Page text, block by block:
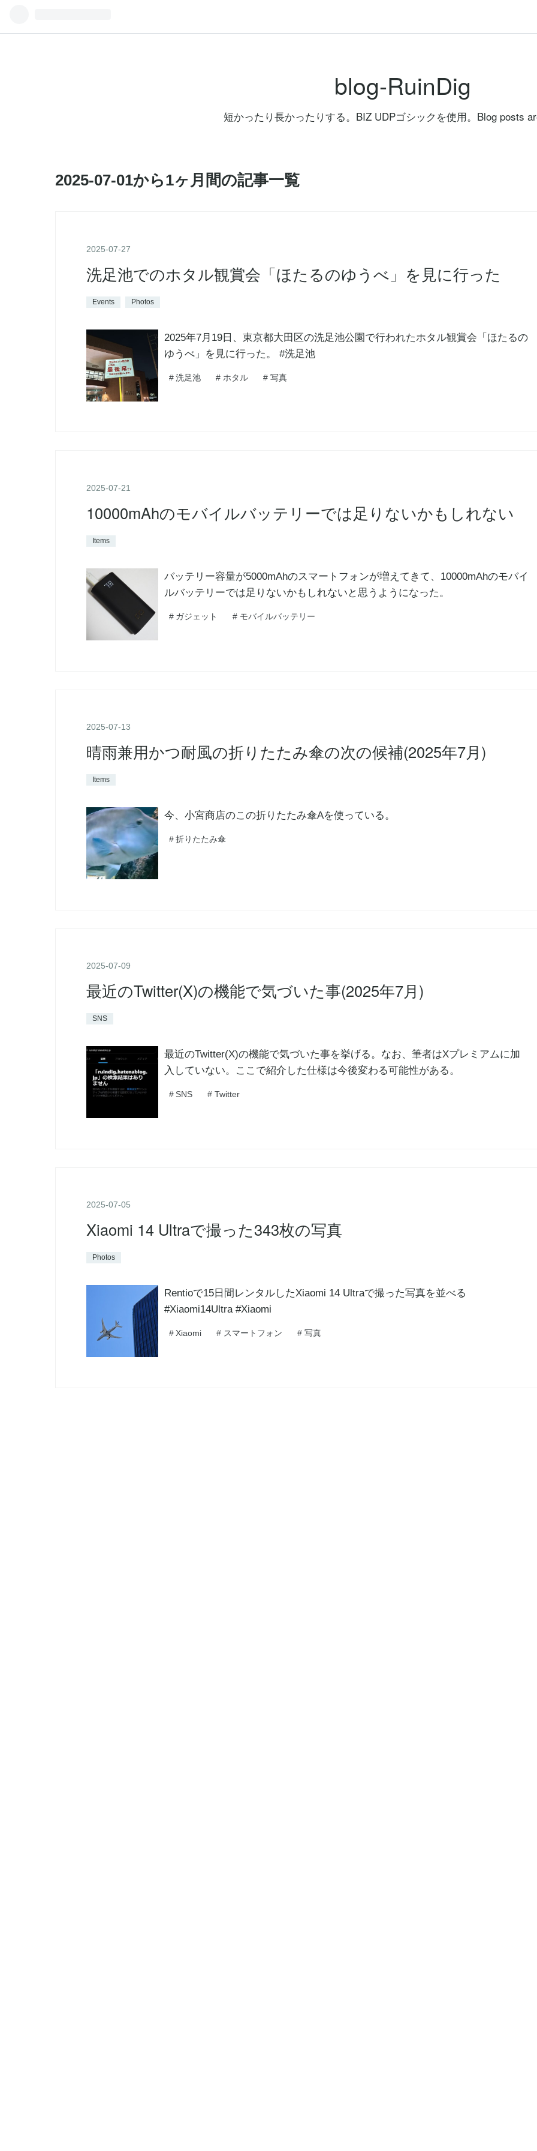
blog-RuinDig
短かったり長かったりする。BIZ UDPゴシックを使用。Blog posts
2025-07-01から1ヶ月間の記事一覧
2025-07-27
洗足池でのホタル観賞会「ほたるのゆうべ」を見に行った
Events Photos
2025年7月19日、東京都大田区の洗足池公園で行われたホタル観賞会「ほたるの
ゆうべ」を見に行った。 #洗足池
# 洗足池 # ホタル # 写真
2025-07-21
10000mAhのモバイルバッテリーでは足りないかもしれない
Items
バッテリー容量が5000mAhのスマートフォンが増えてきて、10000mAhのモバイ
ルバッテリーでは足りないかもしれないと思うようになった。
# ガジェット # モバイルバッテリー
2025-07-13
晴雨兼用かつ耐風の折りたたみ傘の次の候補(2025年7月)
Items
今、小宮商店のこの折りたたみ傘Aを使っている。
# 折りたたみ傘
2025-07-09
最近のTwitter(X)の機能で気づいた事(2025年7月)
SNS
最近のTwitter(X)の機能で気づいた事を挙げる。なお、筆者はXプレミアムに加
入していない。ここで紹介した仕様は今後変わる可能性がある。
# SNS # Twitter
2025-07-05
Xiaomi 14 Ultraで撮った343枚の写真
Photos
Rentioで15日間レンタルしたXiaomi 14 Ultraで撮った写真を並べる
#Xiaomi14Ultra #Xiaomi
# Xiaomi # スマートフォン # 写真